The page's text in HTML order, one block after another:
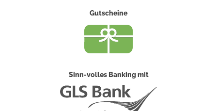
Gutscheine
Sinn-volles Banking mit